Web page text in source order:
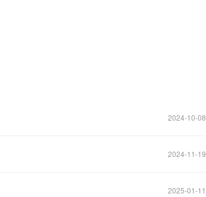
2024-10-08
2024-11-19
2025-01-11